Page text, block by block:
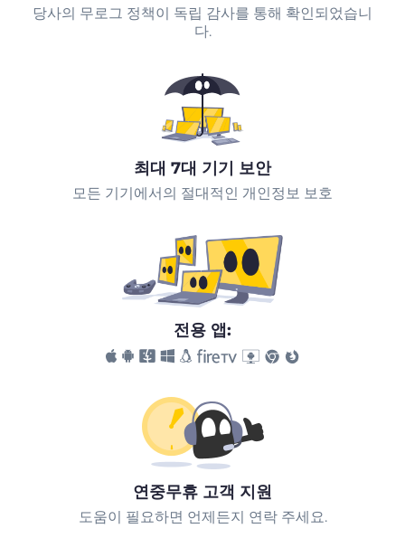
당사의 무로그 정책이 독립 감사를 통해 확인되었습니
다.
최대 7대 기기 보안
모든 기기에서의 절대적인 개인정보 보호
전용 앱:
연중무휴 고객 지원
도움이 필요하면 언제든지 연락 주세요.